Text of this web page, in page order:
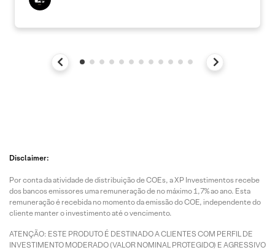
Disclaimer:
Por conta da atividade de distribuição de COEs, a XP Investimentos recebe
dos bancos emissores uma remuneração de no máximo 1,7% ao ano. Esta
remuneração é recebida no momento da emissão do COE, independente do
cliente manter o investimento até o vencimento.
ATENÇÃO: ESTE PRODUTO É DESTINADO A CLIENTES COM PERFIL DE
INVESTIMENTO MODERADO (VALOR NOMINAL PROTEGIDO) E AGRESSIVO